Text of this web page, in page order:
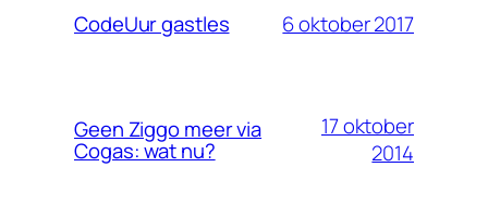
CodeUur gastles 6 oktober 2017
Geen Ziggo meer via
Cogas: wat nu?
17 oktober
2014